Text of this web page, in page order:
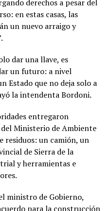
derechos a pesar del
en estas casas, las
un nuevo arraigo y
dar una llave, es
un futuro: a nivel
Estado que no deja solo a
la intendenta Bordoni.
entregaron
Ministerio de Ambiente
residuos: un camión, un
de Sierra de la
y herramientas e
ministro de Gobierno,
para la construcción